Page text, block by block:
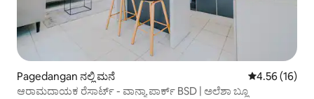
Pagedangan ನಲ್ಲಿ ಮನೆ 5 ರಲ್ಲಿ 4.56
4.56 (16)
ಆರಾಮದಾಯಕ ರೆಸಾರ್ಟ್ - ವಾನ್ಯಾ ಪಾರ್ಕ್ BSD | ಅಲೆಶಾ ಬ್ಲೂ